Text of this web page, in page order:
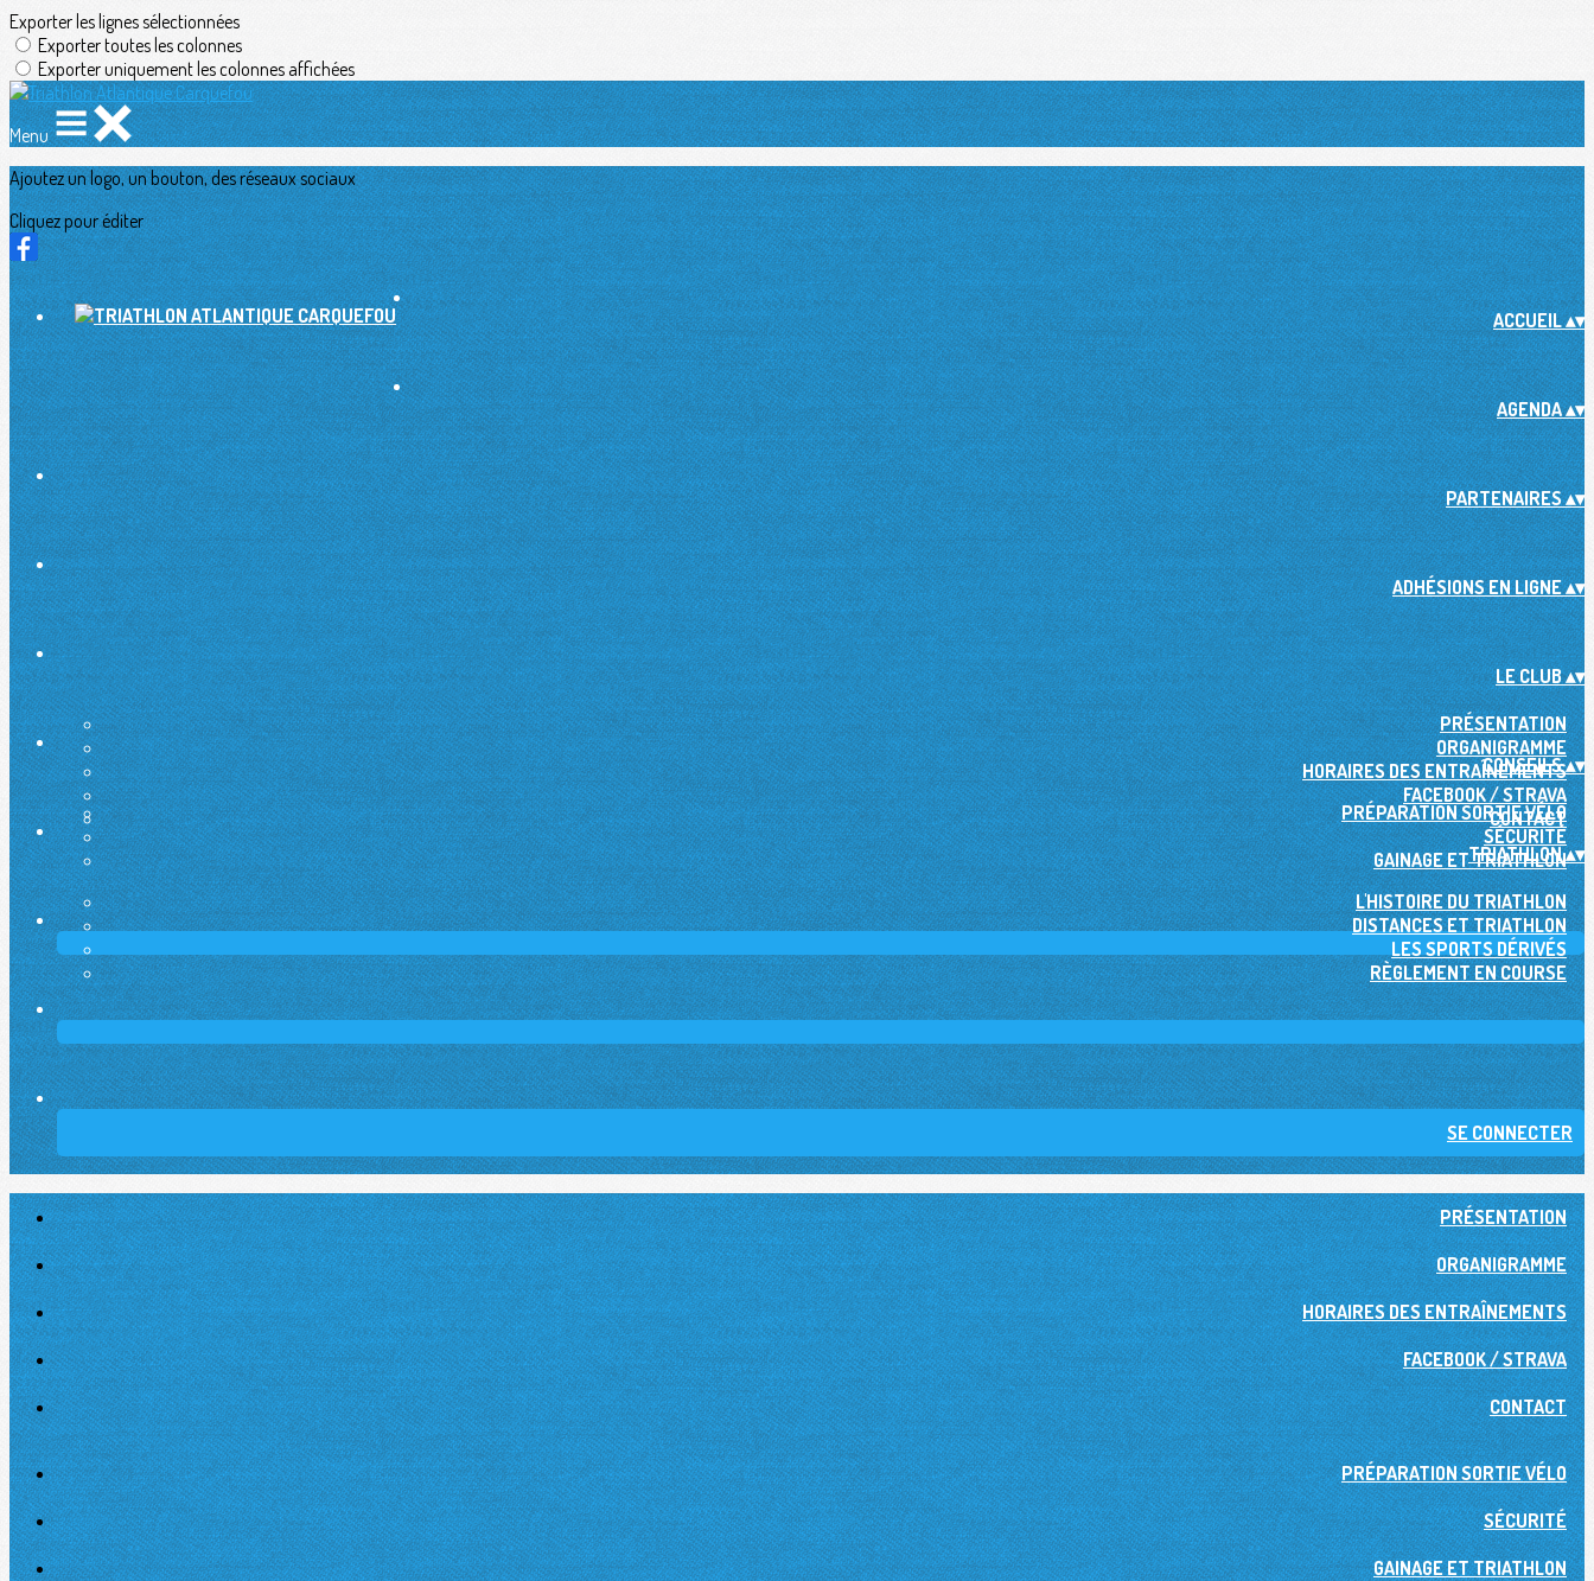
Exporter les lignes sélectionnées
Exporter toutes les colonnes
Exporter uniquement les colonnes affichées
Menu
Ajoutez un logo, un bouton, des réseaux sociaux
Cliquez pour éditer
ACCUEIL▴▾
AGENDA▴▾
PARTENAIRES▴▾
ADHÉSIONS EN LIGNE▴▾
LE CLUB▴▾
PRÉSENTATION
ORGANIGRAMME
HORAIRES DES ENTRAÎNEMENTS
FACEBOOK / STRAVA
CONTACT
CONSEILS▴▾
PRÉPARATION SORTIE VÉLO
SÉCURITÉ
GAINAGE ET TRIATHLON
TRIATHLON▴▾
L'HISTOIRE DU TRIATHLON
DISTANCES ET TRIATHLON
LES SPORTS DÉRIVÉS
RÈGLEMENT EN COURSE
SE CONNECTER
PRÉSENTATION
ORGANIGRAMME
HORAIRES DES ENTRAÎNEMENTS
FACEBOOK / STRAVA
CONTACT
PRÉPARATION SORTIE VÉLO
SÉCURITÉ
GAINAGE ET TRIATHLON